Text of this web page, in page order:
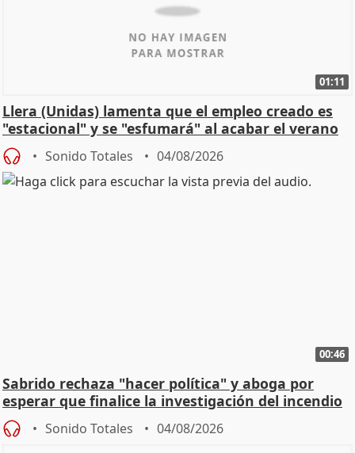
01:11
Llera (Unidas) lamenta que el empleo creado es
"estacional" y se "esfumará" al acabar el verano
Sonido Totales 04/08/2026
00:46
Sabrido rechaza "hacer política" y aboga por
esperar que finalice la investigación del incendio
Sonido Totales 04/08/2026